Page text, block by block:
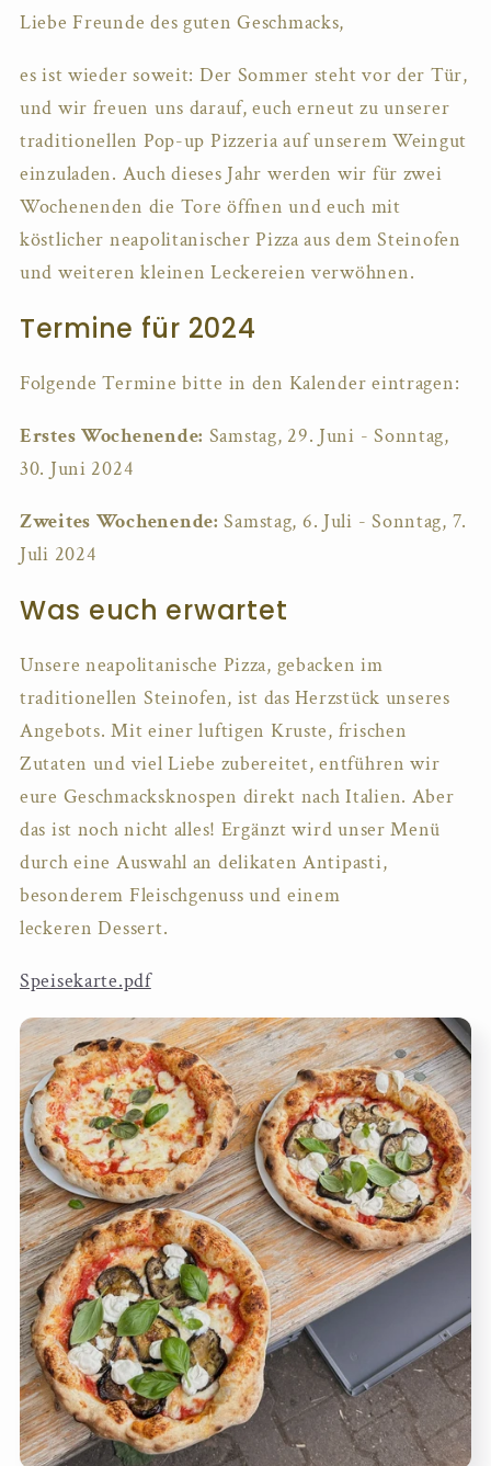
Liebe Freunde des guten Geschmacks,
es ist wieder soweit: Der Sommer steht vor der Tür,
und wir freuen uns darauf, euch erneut zu unserer
traditionellen Pop-up Pizzeria auf unserem Weingut
einzuladen. Auch dieses Jahr werden wir für zwei
Wochenenden die Tore öffnen und euch mit
köstlicher neapolitanischer Pizza aus dem Steinofen
und weiteren kleinen Leckereien verwöhnen.
Termine für 2024
Folgende Termine bitte in den Kalender eintragen:
Erstes Wochenende: Samstag, 29. Juni - Sonntag,
30. Juni 2024
Zweites Wochenende: Samstag, 6. Juli - Sonntag, 7.
Juli 2024
Was euch erwartet
Unsere neapolitanische Pizza, gebacken im
traditionellen Steinofen, ist das Herzstück unseres
Angebots. Mit einer luftigen Kruste, frischen
Zutaten und viel Liebe zubereitet, entführen wir
eure Geschmacksknospen direkt nach Italien. Aber
das ist noch nicht alles! Ergänzt wird unser Menü
durch eine Auswahl an delikaten Antipasti,
besonderem Fleischgenuss und einem
leckeren Dessert.
Speisekarte.pdf